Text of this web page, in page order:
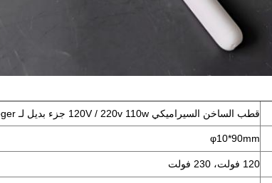
قطب الساخن السيراميكي 120V / 220v 110w جزء بديل لـ Traeger
φ10*90mm
120 فولت، 230 فولت